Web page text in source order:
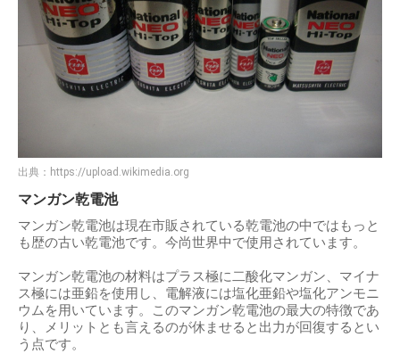
出典： https://upload.wikimedia.org
マンガン乾電池
マンガン乾電池は現在市販されている乾電池の中ではもっと
も歴の古い乾電池です。今尚世界中で使用されています。
マンガン乾電池の材料はプラス極に二酸化マンガン、マイナ
ス極には亜鉛を使用し、電解液には塩化亜鉛や塩化アンモニ
ウムを用いています。このマンガン乾電池の最大の特徴であ
り、メリットとも言えるのが休ませると出力が回復するとい
う点です。